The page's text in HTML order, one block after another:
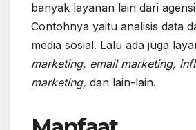
banyak layanan lain dari
Contohnya yaitu analisis data
media sosial. Lalu ada juga
marketing, email marketing,
marketing, dan lain-lain.